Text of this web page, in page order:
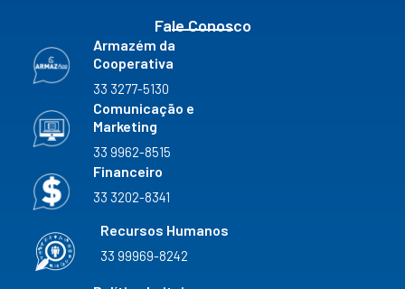
Fale Conosco
Armazém da
Cooperativa
33 3277-5130
Comunicação e
Marketing
33 9962-8515
Financeiro
33 3202-8341
Recursos Humanos
33 99969-8242